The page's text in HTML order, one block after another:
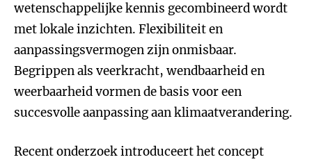
wetenschappelijke kennis gecombineerd wordt
met lokale inzichten. Flexibiliteit en
aanpassingsvermogen zijn onmisbaar.
Begrippen als veerkracht, wendbaarheid en
weerbaarheid vormen de basis voor een
succesvolle aanpassing aan klimaatverandering.
Recent onderzoek introduceert het concept